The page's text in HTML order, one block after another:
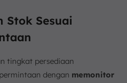
Stok Sesuai
tingkat persediaan
dengan memonitor